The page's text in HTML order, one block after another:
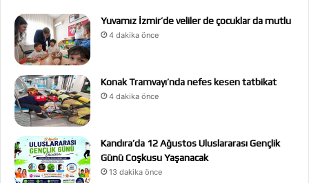
Yuvamız İzmir’de veliler de çocuklar da mutlu
4 dakika önce
Konak Tramvayı’nda nefes kesen tatbikat
4 dakika önce
Kandıra’da 12 Ağustos Uluslararası Gençlik
Günü Coşkusu Yaşanacak
13 dakika önce